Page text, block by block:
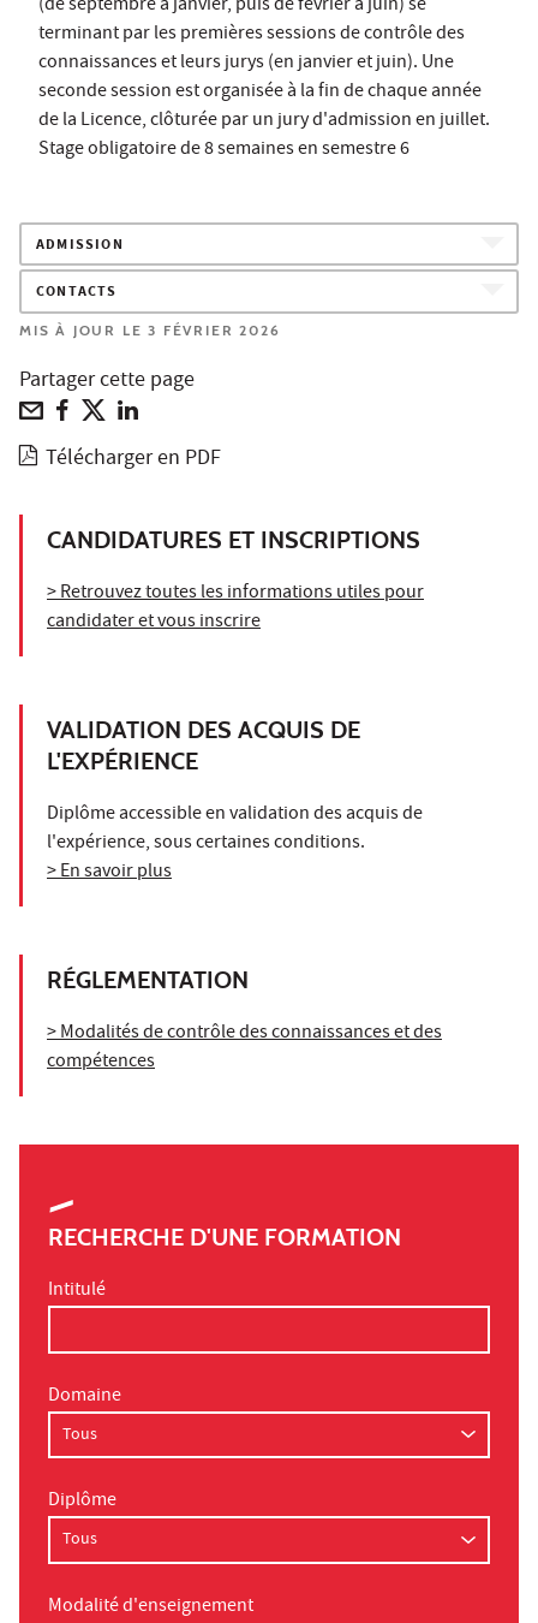
(de septembre à janvier, puis de février à juin) se
terminant par les premières sessions de contrôle des
connaissances et leurs jurys (en janvier et juin). Une
seconde session est organisée à la fin de chaque année
de la Licence, clôturée par un jury d'admission en juillet.
Stage obligatoire de 8 semaines en semestre 6
ADMISSION
CONTACTS
MIS À JOUR LE 3 FÉVRIER 2026
Partager cette page
Télécharger en PDF
CANDIDATURES ET INSCRIPTIONS
> Retrouvez toutes les informations utiles pour
candidater et vous inscrire
VALIDATION DES ACQUIS DE
L'EXPÉRIENCE
Diplôme accessible en validation des acquis de
l'expérience, sous certaines conditions.
> En savoir plus
RÉGLEMENTATION
> Modalités de contrôle des connaissances et des
compétences
RECHERCHE D'UNE FORMATION
Intitulé
Domaine
Diplôme
Modalité d'enseignement